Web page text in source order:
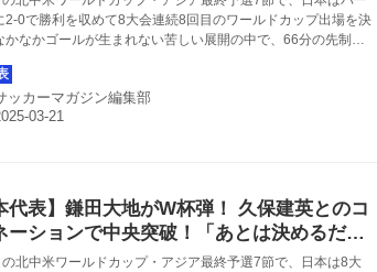
2-0で勝利を収めて8大会連続8回目のワールドカップ出場を決
かなかゴールが生まれない苦しい展開の中で、66分の先制点
ッカーマガジン編集部
代表】鎌田大地がW杯弾！ 久保建英とのコ
ーションで中央突破！「あとは決めるだけ
」
北中米ワールドカップ・アジア最終予選7節で、日本は8大